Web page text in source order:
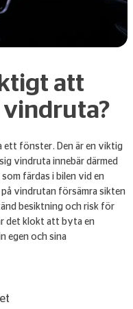
att
vindruta?
ett fönster. Den är en viktig
vindruta innebär därmed
färdas i bilen vid en
vindrutan försämra sikten
besiktning och risk för
det klokt att byta en
egen och sina